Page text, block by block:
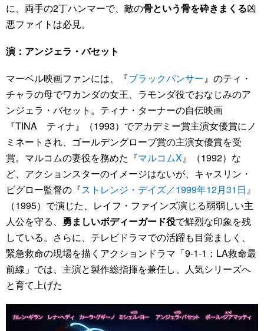
に、両手の2丁ハンマーで、敵の骨という骨を砕きまくる凶
悪ファイトは必見。
演：アンジェラ・バセット
マーベル映画ファンには、『ブラックパンサー』のティ・
チャラの母でワカンダの女王、ラモンダ役でおなじみのア
ンジェラ・バセット。ティナ・ターナーの自伝映画
『TINA ティナ』（1993）でアカデミー賞主演女優賞にノ
ミネートされ、ゴールデングローブ賞の主演女優賞を受
賞。マルコムの妻役を務めた『マルコムX』（1992）な
ど、アクションスターのイメージはないが、キャスリン・
ビグロー監督の『ストレンジ・デイズ／1999年12月31日』
（1995）で演じた、レイフ・ファインズ演じる弱弱しい主
人公を守る、 勇ましいボディーガード役で鮮烈な印象を残
している。さらに、テレビドラマでの活躍も目覚ましく、
緊急救命の現場を描くアクションドラマ「9-1-1：LA救命最
前線」では、主演と製作総指揮を兼任し、人気シリーズへ
と育て上げた